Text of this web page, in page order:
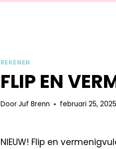
REKENEN
FLIP EN
DoorJuf Brenn februari 25, 2025
NIEUW! Flip en